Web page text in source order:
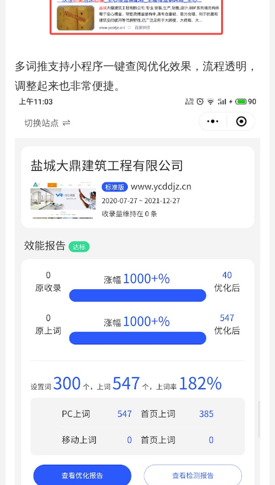
多词推支持小程序一键查阅优化效果，流程透明，
调整起来也非常便捷。